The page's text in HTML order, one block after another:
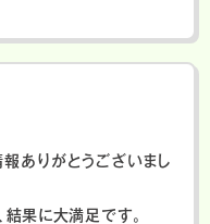
ありがとうございまし
果に大満足です。